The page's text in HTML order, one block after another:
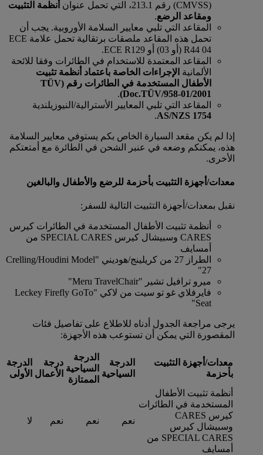
(CMVSS) رقم 213.1، التي تحمل عنوان
أنظمة التثبيت
ومقاعد الرضع.
المقاعد التي تلبي معايير السلامة الأوروبية. يجب أن
تحمل هذه المقاعد ملصقات برتقالية تحمل علامة ECE
R44 04 (أو 03) أو ECE R129.
المقاعد المعتمدة للاستخدام في الطائرات وفقا للائحة
الألمانية الإجراءات الخاصة باعتماد أنظمة تثبيت
الأطفال المستخدمة في الطائرات
رقم (TÜV
Doc.TÜV/958-01/2001)
.
المقاعد التي تلبي المعايير الأسترالية/النيوزيلندية
AS/NZS 1754
.
إذا لم يكن مقعد السيارة الخاص بكم يستوفي معايير السلامة
هذه، يمكنكم وضعه في عنبر الشحن في الطائرة مع أمتعتكم
الأخرى.
معدات/أجهزة التثبيت بأحزمة للرضع والأطفال والبالغين
نقبل بمعدات/أجهزة التثبيت التالية للسفر:
أنظمة تثبيت الأطفال المستخدمة في الطائرات كيرس
CARES وسبيشال كيرس SPECIAL CARES من
أمسايف
الطراز 27 من كريلينج/هوديني "Crelling/Houdini Model
27"
ميرو ترافيل تشير "Meru TravelChair"
فايرفلاي غو تو سيت من لاكي "Leckey Firefly GoTo
Seat"
يرجى مراجعة الجدول أدناه للاطلاع على تفاصيل فئات
المقصورة التي يمكن أن تستوعب هذه الأجهزة:
معدات/أجهزة التثبيت
بأحزمة
الدرجة
السياحية
الدرجة
السياحية
الممتازة
درجة
الأعمال
الدرجة
الأولى
أنظمة تثبيت الأطفال
المستخدمة في الطائرات
كيرس CARES
وسبيشال كيرس
SPECIAL CARES من
أمسايف
نعم نعم نعم لا